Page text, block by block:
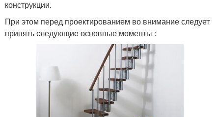
конструкции.
При этом перед проектированием во внимание следует
принять следующие основные моменты :